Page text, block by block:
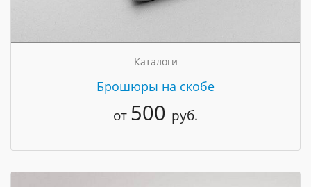
Каталоги
Брошюры на скобе
от 500 руб.